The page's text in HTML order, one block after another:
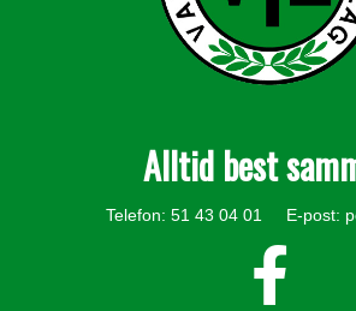
Alltid best
Telefon: 51 43 04 01 E-post: